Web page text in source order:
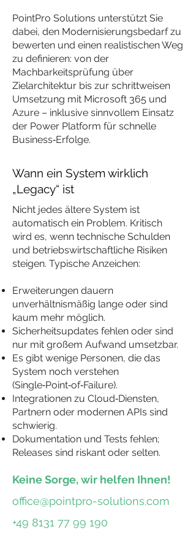
PointPro Solutions unterstützt Sie
dabei, den Modernisierungsbedarf zu
bewerten und einen realistischen Weg
zu definieren: von der
Machbarkeitsprüfung über
Zielarchitektur bis zur schrittweisen
Umsetzung mit Microsoft 365 und
Azure – inklusive sinnvollem Einsatz
der Power Platform für schnelle
Business‑Erfolge.
Wann ein System wirklich
„Legacy“ ist
Nicht jedes ältere System ist
automatisch ein Problem. Kritisch
wird es, wenn technische Schulden
und betriebswirtschaftliche Risiken
steigen. Typische Anzeichen:
Erweiterungen dauern
unverhältnismäßig lange oder sind
kaum mehr möglich.
Sicherheitsupdates fehlen oder sind
nur mit großem Aufwand umsetzbar.
Es gibt wenige Personen, die das
System noch verstehen
(Single‑Point‑of‑Failure).
Integrationen zu Cloud‑Diensten,
Partnern oder modernen APIs sind
schwierig.
Dokumentation und Tests fehlen;
Releases sind riskant oder selten.
Keine Sorge, wir helfen Ihnen!
office@pointpro-solutions.com
+49 8131 77 99 190